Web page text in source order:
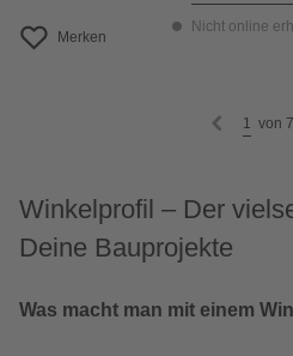
Merken
Nicht online
1 von 7
Winkelprofil – Der
Deine Bauprojekte
Was macht man mit einem